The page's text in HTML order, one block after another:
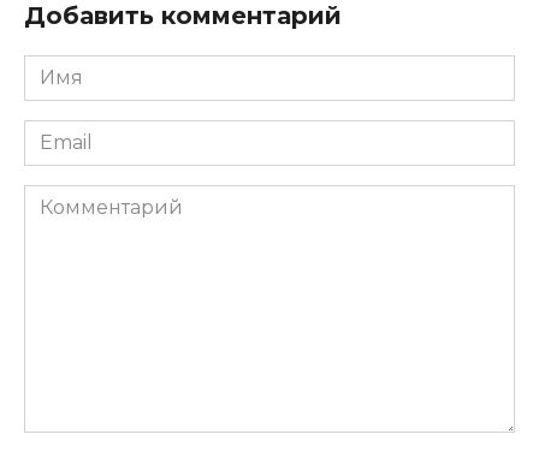
Добавить комментарий
Имя
*
Email
*
Комментарий